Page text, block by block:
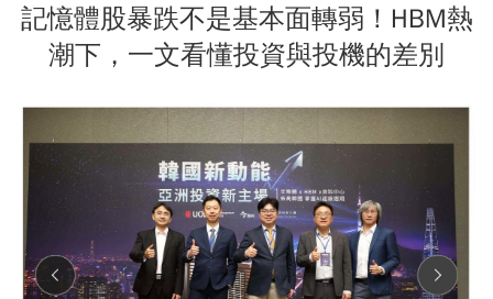
記憶體股暴跌不是基本面轉弱！HBM熱
潮下，一文看懂投資與投機的差別